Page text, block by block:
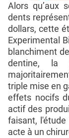
Alors qu’aux
dents
dollars, cette
Experimental
blanchiment
dentine, la
triple mise en
effets nocifs
actif des
faisant,
acte à un